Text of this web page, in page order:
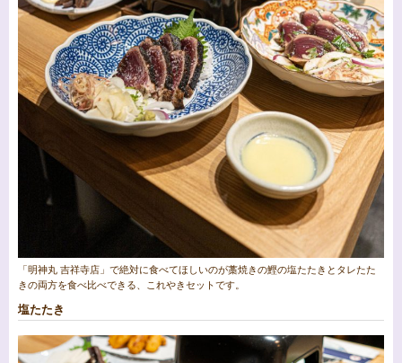
「明神丸 吉祥寺店」で絶対に食べてほしいのが藁焼きの鰹の塩たたきとタレたた
きの両方を食べ比べできる、これやきセットです。
塩たたき